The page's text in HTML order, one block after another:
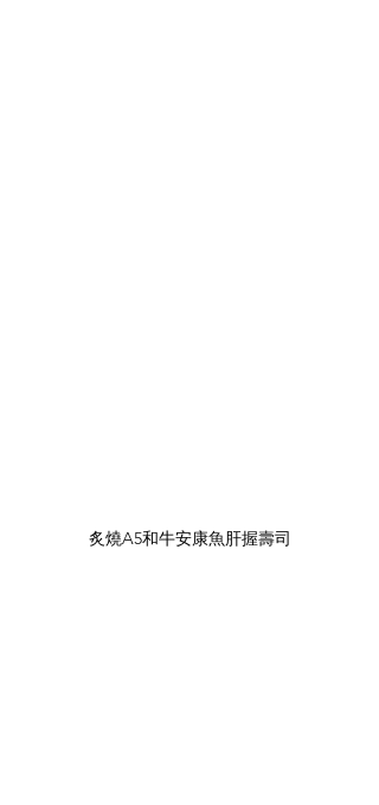
炙燒A5和牛安康魚肝握壽司